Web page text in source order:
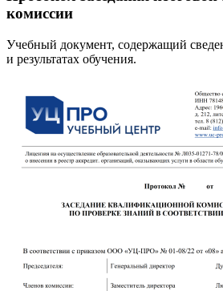
комиссии
Учебный документ, содержащий
и результатах обучения.